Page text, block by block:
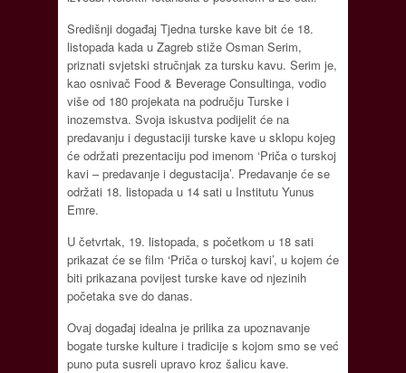
Središnji događaj Tjedna turske kave bit će 18.
listopada kada u Zagreb stiže Osman Serim,
priznati svjetski stručnjak za tursku kavu. Serim je,
kao osnivač Food & Beverage Consultinga, vodio
više od 180 projekata na području Turske i
inozemstva. Svoja iskustva podijelit će na
predavanju i degustaciji turske kave u sklopu kojeg
će održati prezentaciju pod imenom ‘Priča o turskoj
kavi – predavanje i degustacija’. Predavanje će se
održati 18. listopada u 14 sati u Institutu Yunus
Emre.
U četvrtak, 19. listopada, s početkom u 18 sati
prikazat će se film ‘Priča o turskoj kavi’, u kojem će
biti prikazana povijest turske kave od njezinih
početaka sve do danas.
Ovaj događaj idealna je prilika za upoznavanje
bogate turske kulture i tradicije s kojom smo se već
puno puta susreli upravo kroz šalicu kave.